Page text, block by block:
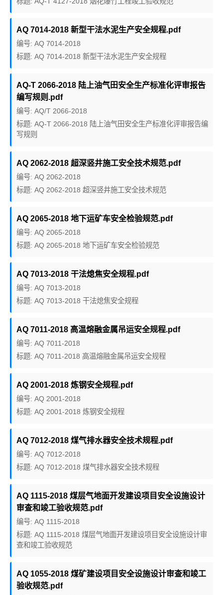
AQ 7014-2018 新型干法水泥生产安全规程.pdf
编号: AQ 7014-2018
标题: AQ 7014-2018 新型干法水泥生产安全规程
AQ-T 2066-2018 陆上油气田安全生产标准化评审报告
编写规则.pdf
编号: AQ/T 2066-2018
标题: AQ-T 2066-2018 陆上油气田安全生产标准化评审报告编
写规则
AQ 2062-2018 超深竖井施工安全技术规范.pdf
编号: AQ 2062-2018
标题: AQ 2062-2018 超深竖井施工安全技术规范
AQ 2065-2018 地下运矿车安全检验规范.pdf
编号: AQ 2065-2018
标题: AQ 2065-2018 地下运矿车安全检验规范
AQ 7013-2018 干法熄焦安全规程.pdf
编号: AQ 7013-2018
标题: AQ 7013-2018 干法熄焦安全规程
AQ 7011-2018 高温熔融金属吊运安全规程.pdf
编号: AQ 7011-2018
标题: AQ 7011-2018 高温熔融金属吊运安全规程
AQ 2001-2018 炼钢安全规程.pdf
编号: AQ 2001-2018
标题: AQ 2001-2018 炼钢安全规程
AQ 7012-2018 煤气排水器安全技术规程.pdf
编号: AQ 7012-2018
标题: AQ 7012-2018 煤气排水器安全技术规程
AQ 1115-2018 煤层气地面开发建设项目安全设施设计
审查和竣工验收规范.pdf
编号: AQ 1115-2018
标题: AQ 1115-2018 煤层气地面开发建设项目安全设施设计审
查和竣工验收规范
AQ 1055-2018 煤矿建设项目安全设施设计审查和竣工
验收规范.pdf